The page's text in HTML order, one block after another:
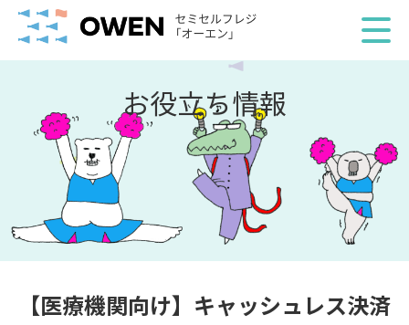
お役立ち情報
【医療機関向け】キャッシュレス決済